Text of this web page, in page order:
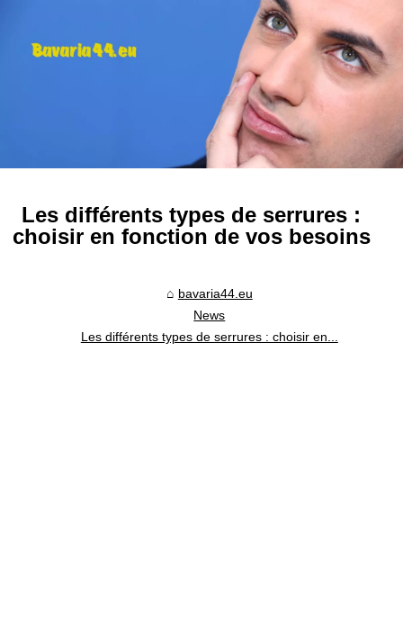
Les différents types de serrures :
choisir en fonction de vos besoins
bavaria44.eu
News
Les différents types de serrures : choisir en...